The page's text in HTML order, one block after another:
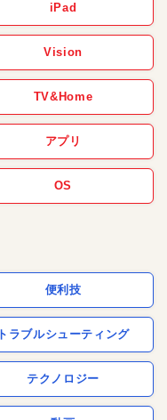
iPad
Vision
TV&Home
アプリ
OS
便利技
トラブルシューティング
テクノロジー